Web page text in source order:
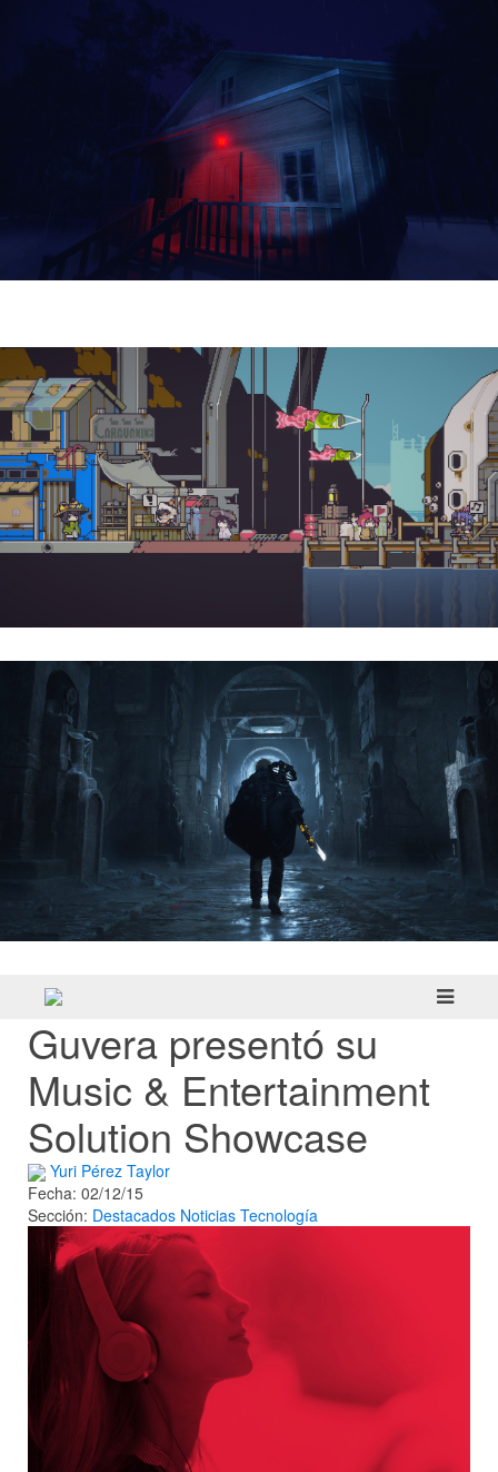
Guvera presentó su
Music & Entertainment
Solution Showcase
Yuri Pérez Taylor
Fecha: 02/12/15
Sección: Destacados Noticias Tecnología